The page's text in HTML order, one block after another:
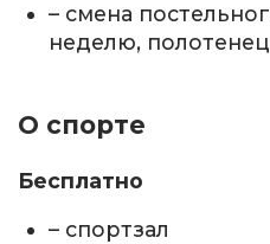
– смена
неделю,
О спорте
Бесплатно
– спортзал